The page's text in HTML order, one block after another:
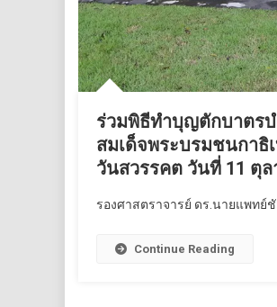
ร่วมพิธีทำบุญตักบาตร
สมเด็จพระบรมชนกาธิ
วันสวรรคต วันที่ 11 ตุล
รองศาสตราจารย์ ดร.นายแพทย์
Continue Reading